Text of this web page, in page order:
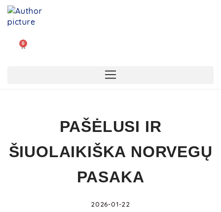
0
PAŠĖLUSI IR
ŠIUOLAIKIŠKA NORVEGŲ
PASAKA
2026-01-22